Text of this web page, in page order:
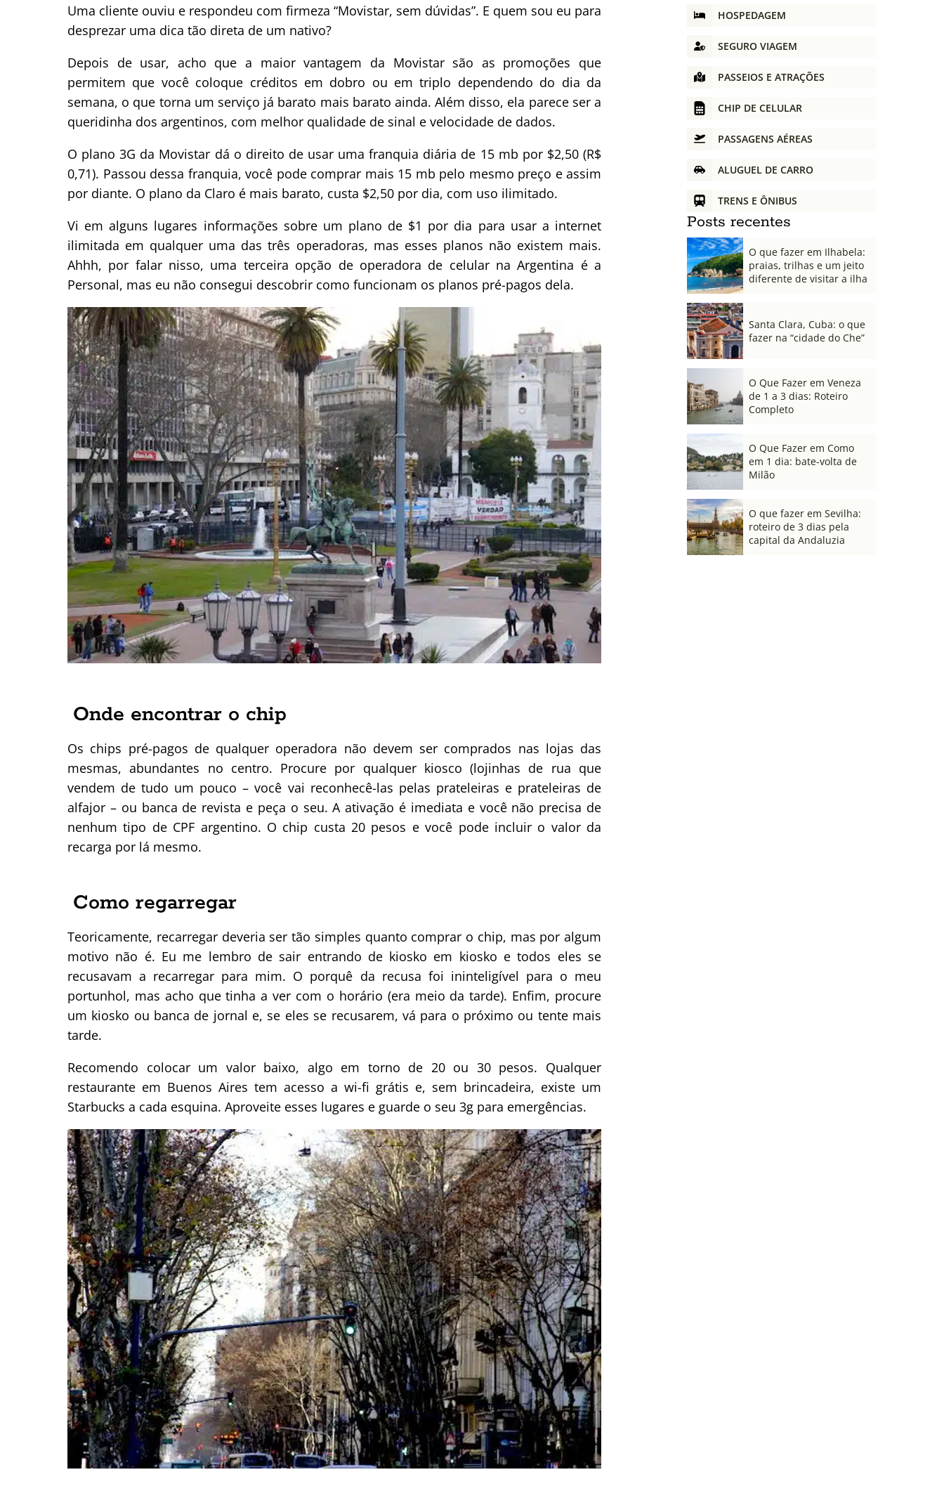
Uma cliente ouviu e respondeu com firmeza “Movistar, sem dúvidas”. E quem sou eu para
desprezar uma dica tão direta de um nativo?
Depois de usar, acho que a maior vantagem da Movistar são as promoções que
permitem que você coloque créditos em dobro ou em triplo dependendo do dia da
semana, o que torna um serviço já barato mais barato ainda. Além disso, ela parece ser a
queridinha dos argentinos, com melhor qualidade de sinal e velocidade de dados.
O plano 3G da Movistar dá o direito de usar uma franquia diária de 15 mb por $2,50 (R$
0,71). Passou dessa franquia, você pode comprar mais 15 mb pelo mesmo preço e assim
por diante. O plano da Claro é mais barato, custa $2,50 por dia, com uso ilimitado.
Vi em alguns lugares informações sobre um plano de $1 por dia para usar a internet
ilimitada em qualquer uma das três operadoras, mas esses planos não existem mais.
Ahhh, por falar nisso, uma terceira opção de operadora de celular na Argentina é a
Personal, mas eu não consegui descobrir como funcionam os planos pré-pagos dela.
Onde encontrar o chip
Os chips pré-pagos de qualquer operadora não devem ser comprados nas lojas das
mesmas, abundantes no centro. Procure por qualquer kiosco (lojinhas de rua que
vendem de tudo um pouco – você vai reconhecê-las pelas prateleiras e prateleiras de
alfajor – ou banca de revista e peça o seu. A ativação é imediata e você não precisa de
nenhum tipo de CPF argentino. O chip custa 20 pesos e você pode incluir o valor da
recarga por lá mesmo.
Como regarregar
Teoricamente, recarregar deveria ser tão simples quanto comprar o chip, mas por algum
motivo não é. Eu me lembro de sair entrando de kiosko em kiosko e todos eles se
recusavam a recarregar para mim. O porquê da recusa foi ininteligível para o meu
portunhol, mas acho que tinha a ver com o horário (era meio da tarde). Enfim, procure
um kiosko ou banca de jornal e, se eles se recusarem, vá para o próximo ou tente mais
tarde.
Recomendo colocar um valor baixo, algo em torno de 20 ou 30 pesos. Qualquer
restaurante em Buenos Aires tem acesso a wi-fi grátis e, sem brincadeira, existe um
Starbucks a cada esquina. Aproveite esses lugares e guarde o seu 3g para emergências.
HOSPEDAGEM
SEGURO VIAGEM
PASSEIOS E ATRAÇÕES
CHIP DE CELULAR
PASSAGENS AÉREAS
ALUGUEL DE CARRO
TRENS E ÔNIBUS
Posts recentes
O que fazer em Ilhabela:
praias, trilhas e um jeito
diferente de visitar a ilha
Santa Clara, Cuba: o que
fazer na “cidade do Che”
O Que Fazer em Veneza
de 1 a 3 dias: Roteiro
Completo
O Que Fazer em Como
em 1 dia: bate-volta de
Milão
O que fazer em Sevilha:
roteiro de 3 dias pela
capital da Andaluzia